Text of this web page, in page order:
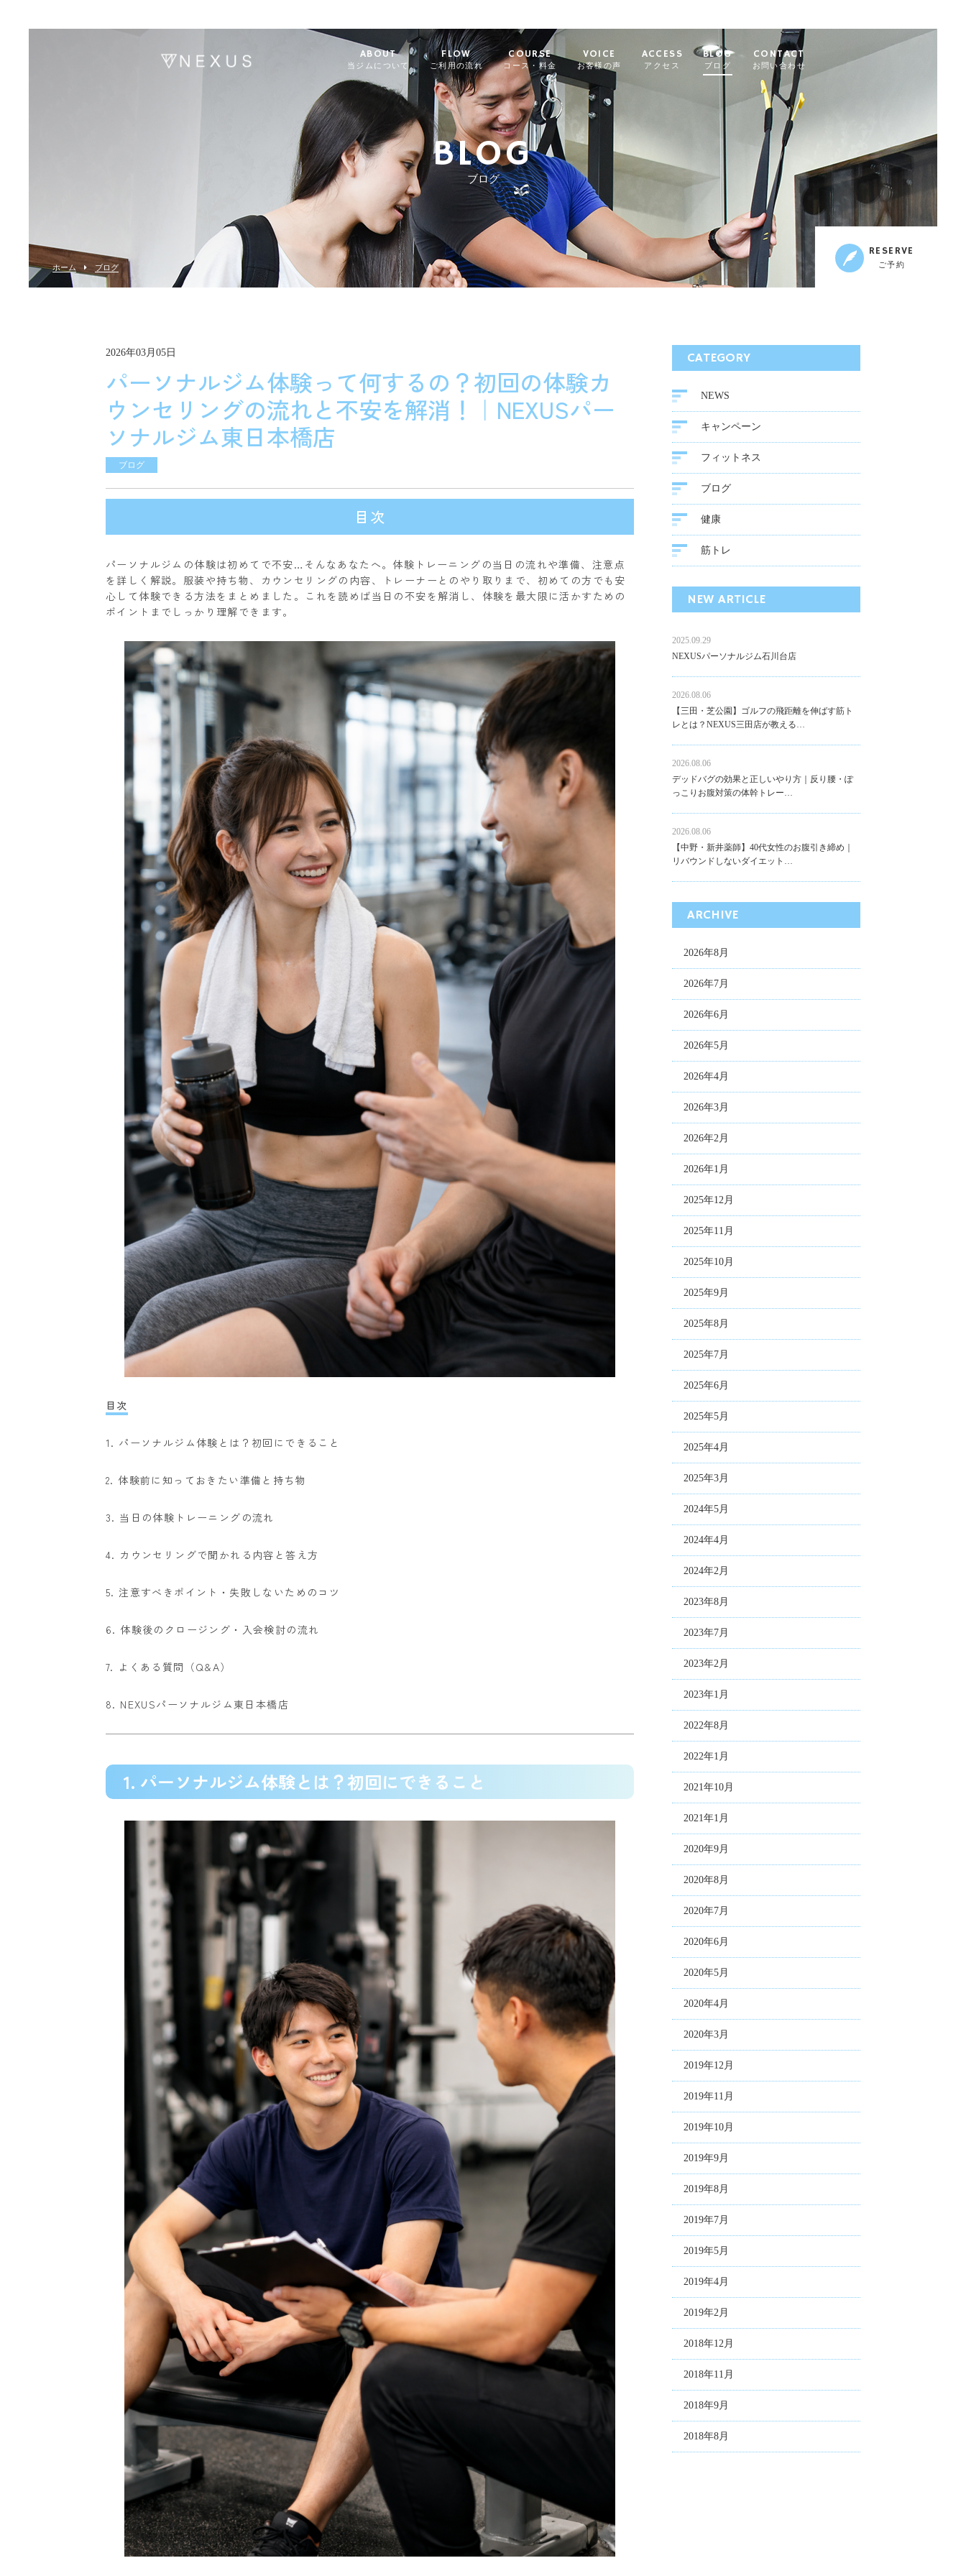
ABOUT
当ジムについて
FLOW
ご利用の流れ
COURSE
コース・料金
VOICE
お客様の声
ACCESS
アクセス
BLOG
ブログ
CONTACT
お問い合わせ
BLOG
ブログ
ホーム ブログ
RESERVE
ご予約
2026年03月05日
パーソナルジム体験って何するの？初回の体験カ
ウンセリングの流れと不安を解消！｜NEXUSパー
ソナルジム東日本橋店
ブログ
目次
パーソナルジムの体験は初めてで不安…そんなあなたへ。体験トレーニングの当日の流れや準備、注意点
を詳しく解説。服装や持ち物、カウンセリングの内容、トレーナーとのやり取りまで、初めての方でも安
心して体験できる方法をまとめました。これを読めば当日の不安を解消し、体験を最大限に活かすための
ポイントまでしっかり理解できます。
目次
1. パーソナルジム体験とは？初回にできること
2. 体験前に知っておきたい準備と持ち物
3. 当日の体験トレーニングの流れ
4. カウンセリングで聞かれる内容と答え方
5. 注意すべきポイント・失敗しないためのコツ
6. 体験後のクロージング・入会検討の流れ
7. よくある質問（Q&A）
8. NEXUSパーソナルジム東日本橋店
1. パーソナルジム体験とは？初回にできること
CATEGORY
NEWS
キャンペーン
フィットネス
ブログ
健康
筋トレ
NEW ARTICLE
2025.09.29
NEXUSパーソナルジム石川台店
2026.08.06
【三田・芝公園】ゴルフの飛距離を伸ばす筋ト
レとは？NEXUS三田店が教える…
2026.08.06
デッドバグの効果と正しいやり方｜反り腰・ぽ
っこりお腹対策の体幹トレー…
2026.08.06
【中野・新井薬師】40代女性のお腹引き締め｜
リバウンドしないダイエット…
ARCHIVE
2026年8月
2026年7月
2026年6月
2026年5月
2026年4月
2026年3月
2026年2月
2026年1月
2025年12月
2025年11月
2025年10月
2025年9月
2025年8月
2025年7月
2025年6月
2025年5月
2025年4月
2025年3月
2024年5月
2024年4月
2024年2月
2023年8月
2023年7月
2023年2月
2023年1月
2022年8月
2022年1月
2021年10月
2021年1月
2020年9月
2020年8月
2020年7月
2020年6月
2020年5月
2020年4月
2020年3月
2019年12月
2019年11月
2019年10月
2019年9月
2019年8月
2019年7月
2019年5月
2019年4月
2019年2月
2018年12月
2018年11月
2018年9月
2018年8月